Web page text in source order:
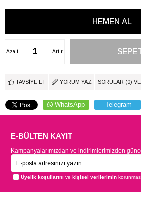
Artır
Azalt
TAVSIYE ET YORUM YAZ SORULAR (0)
WhatsApp Telegram
E-BÜLTEN KAYIT
Kampanyalarımızdan ve indirimlerimizden
Üyelik koşullarını vekişisel verilerimin